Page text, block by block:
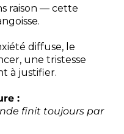
raison — cette
diffuse, le
une tristesse
à justifier.
:
finit toujours par